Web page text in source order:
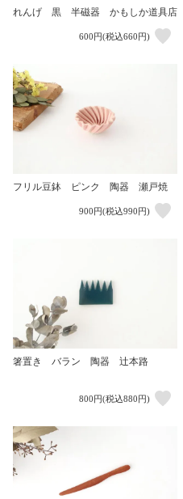
れんげ 黒 半磁器 かもしか道具店
600円(税込660円)
フリル豆鉢 ピンク 陶器 瀬戸焼
900円(税込990円)
箸置き バラン 陶器 辻本路
800円(税込880円)